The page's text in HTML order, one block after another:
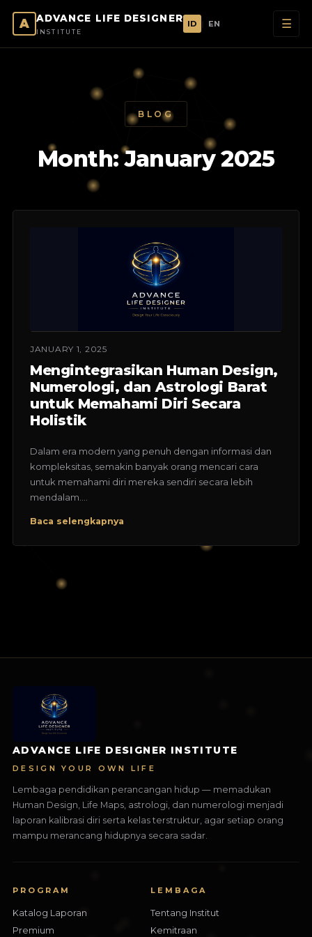
A ADVANCE LIFE DESIGNER
INSTITUTE
ID EN ☰
BLOG
Month: January 2025
JANUARY 1, 2025
Mengintegrasikan Human Design,
Numerologi, dan Astrologi Barat
untuk Memahami Diri Secara
Holistik
Dalam era modern yang penuh dengan informasi dan
kompleksitas, semakin banyak orang mencari cara
untuk memahami diri mereka sendiri secara lebih
mendalam.…
Baca selengkapnya
ADVANCE LIFE DESIGNER INSTITUTE
DESIGN YOUR OWN LIFE
Lembaga pendidikan perancangan hidup — memadukan
Human Design, Life Maps, astrologi, dan numerologi menjadi
laporan kalibrasi diri serta kelas terstruktur, agar setiap orang
mampu merancang hidupnya secara sadar.
PROGRAM
Katalog Laporan
Premium
LEMBAGA
Tentang Institut
Kemitraan